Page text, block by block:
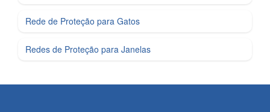
Rede de Proteção para Gatos
Redes de Proteção para Janelas